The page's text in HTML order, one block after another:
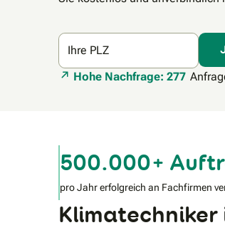
Ihre PLZ
Hohe Nachfrage: 277
500.000+
pro Jahr erfolgreich an Fachfirmen
Klimatechniker